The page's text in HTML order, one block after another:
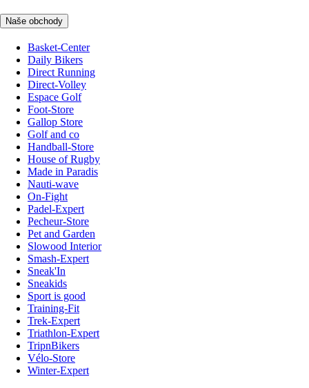
Naše obchody
Basket-Center
Daily Bikers
Direct Running
Direct-Volley
Espace Golf
Foot-Store
Gallop Store
Golf and co
Handball-Store
House of Rugby
Made in Paradis
Nauti-wave
On-Fight
Padel-Expert
Pecheur-Store
Pet and Garden
Slowood Interior
Smash-Expert
Sneak'In
Sneakids
Sport is good
Training-Fit
Trek-Expert
Triathlon-Expert
TripnBikers
Vélo-Store
Winter-Expert